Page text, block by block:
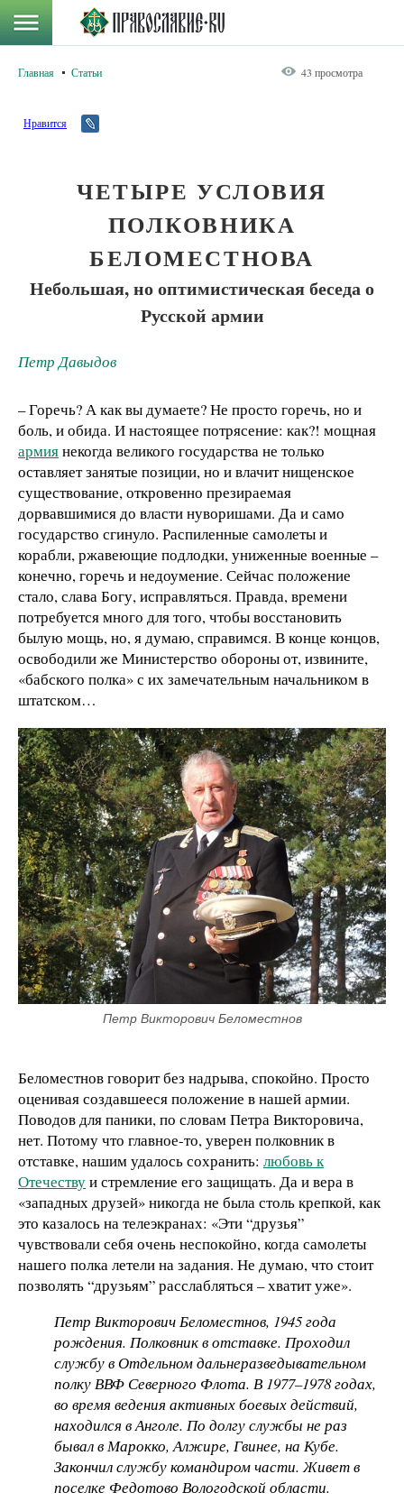
Главная Статьи 43 просмотра
Нравится
ЧЕТЫРЕ УСЛОВИЯ
ПОЛКОВНИКА
БЕЛОМЕСТНОВА
Небольшая, но оптимистическая беседа о
Русской армии
Петр Давыдов
– Горечь? А как вы думаете? Не просто горечь, но и
боль, и обида. И настоящее потрясение: как?! мощная
армиянекогда великого государства не только
оставляет занятые позиции, но и влачит нищенское
существование, откровенно презираемая
дорвавшимися до власти нуворишами. Да и само
государство сгинуло. Распиленные самолеты и
корабли, ржавеющие подлодки, униженные военные –
конечно, горечь и недоумение. Сейчас положение
стало, слава Богу, исправляться. Правда, времени
потребуется много для того, чтобы восстановить
былую мощь, но, я думаю, справимся. В конце концов,
освободили же Министерство обороны от, извините,
«бабского полка» с их замечательным начальником в
штатском…
Петр Викторович Беломестнов
Беломестнов говорит без надрыва, спокойно. Просто
оценивая создавшееся положение в нашей армии.
Поводов для паники, по словам Петра Викторовича,
нет. Потому что главное-­то, уверен полковник в
отставке, нашим удалось сохранить: любовь к
Отечествуи стремление его защищать. Да и вера в
«западных друзей» никогда не была столь крепкой, как
это казалось на телеэкранах: «Эти “друзья”
чувствовали себя очень неспокойно, когда самолеты
нашего полка летели на задания. Не думаю, что стоит
позволять “друзьям” расслабляться – хватит уже».
Петр Викторович Беломестнов, 1945 года
рождения. Полковник в отставке. Проходил
службу в Отдельном дальнеразведывательном
полку ВВФ Северного Флота. В 1977–1978 годах,
во время ведения активных боевых действий,
находился в Анголе. По долгу службы не раз
бывал в Марокко, Алжире, Гвинее, на Кубе.
Закончил службу командиром части. Живет в
поселке Федотово Вологодской области.